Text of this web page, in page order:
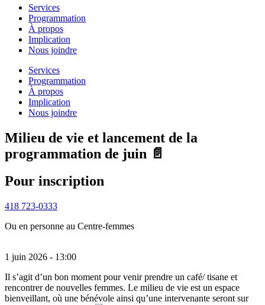
Services
Programmation
À propos
Implication
Nous joindre
Services
Programmation
À propos
Implication
Nous joindre
Milieu de vie et lancement de la
programmation de juin 📄
Pour inscription
418 723-0333
Ou en personne au Centre-femmes
1 juin 2026 - 13:00
Il s’agit d’un bon moment pour venir prendre un café/ tisane et
rencontrer de nouvelles femmes. Le milieu de vie est un espace
bienveillant, où une bénévole ainsi qu’une intervenante seront sur